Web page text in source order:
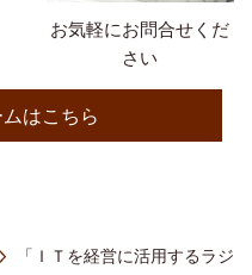
お気軽にお問合せくだ
さい
はこちら
「ＩＴを経営に活用するラジ